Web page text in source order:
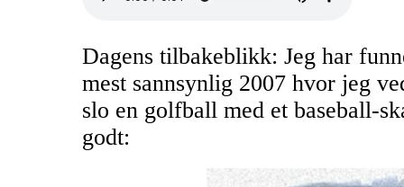
Dagens tilbakeblikk: Jeg har
mest sannsynlig 2007 hvor jeg
slo en golfball med et baseball-
godt: